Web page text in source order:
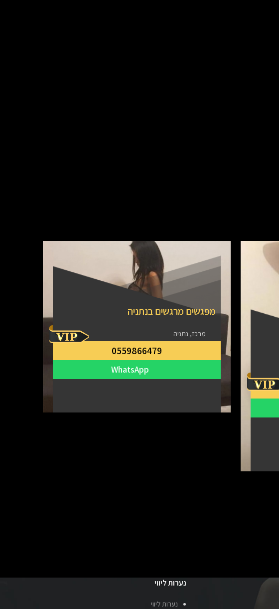
מפגשים מרגשים בנתניה
מרכז, נתניה
0559866479
נערות ליווי
נערות ליווי